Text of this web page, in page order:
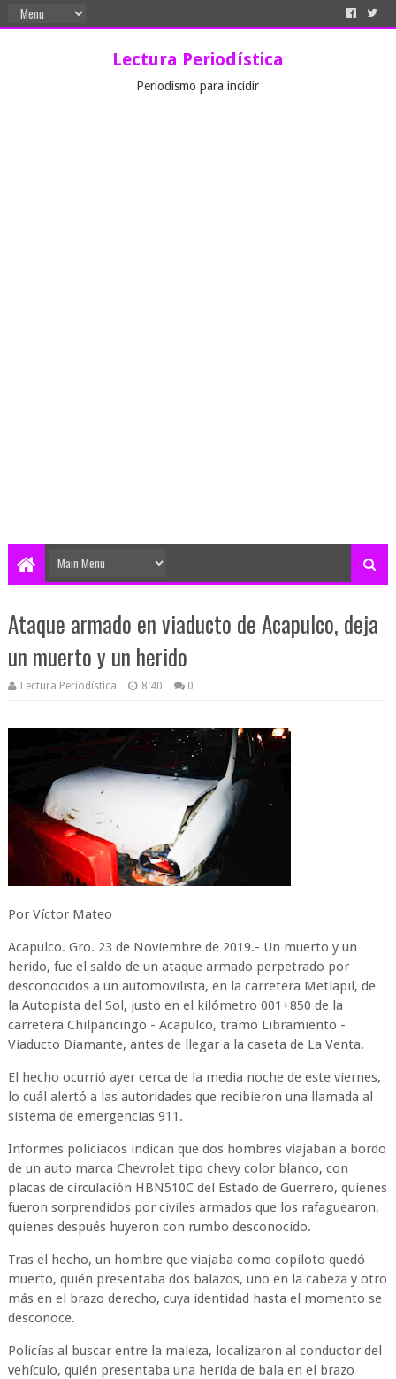
Lectura Periodística
Periodismo para incidir
Ataque armado en viaducto de Acapulco, deja
un muerto y un herido
Lectura Periodística 8:40 0
Por Víctor Mateo
Acapulco. Gro. 23 de Noviembre de 2019.- Un muerto y un
herido, fue el saldo de un ataque armado perpetrado por
desconocidos a un automovilista, en la carretera Metlapil, de
la Autopista del Sol, justo en el kilómetro 001+850 de la
carretera Chilpancingo - Acapulco, tramo Libramiento -
Viaducto Diamante, antes de llegar a la caseta de La Venta.
El hecho ocurrió ayer cerca de la media noche de este viernes,
lo cuál alertó a las autoridades que recibieron una llamada al
sistema de emergencias 911.
Informes policiacos indican que dos hombres viajaban a bordo
de un auto marca Chevrolet tipo chevy color blanco, con
placas de circulación HBN510C del Estado de Guerrero, quienes
fueron sorprendidos por civiles armados que los rafaguearon,
quienes después huyeron con rumbo desconocido.
Tras el hecho, un hombre que viajaba como copiloto quedó
muerto, quién presentaba dos balazos, uno en la cabeza y otro
más en el brazo derecho, cuya identidad hasta el momento se
desconoce.
Policías al buscar entre la maleza, localizaron al conductor del
vehículo, quién presentaba una herida de bala en el brazo